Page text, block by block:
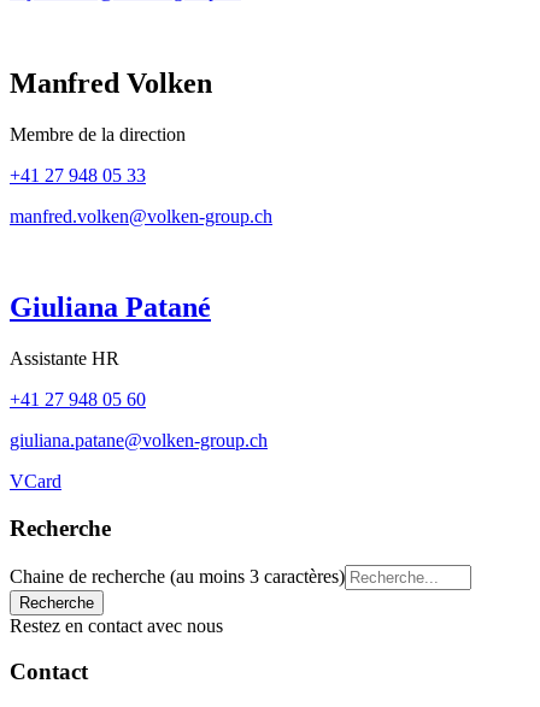
Manfred Volken
Membre de la direction
+41 27 948 05 33
manfred.volken@volken-group.ch
Giuliana Patané
Assistante HR
+41 27 948 05 60
giuliana.patane@volken-group.ch
VCard
Recherche
Chaine de recherche (au moins 3 caractères)
Restez en contact avec nous
Contact